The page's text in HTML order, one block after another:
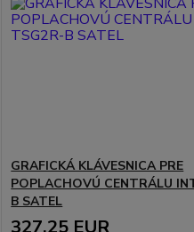
GRAFICKÁ KLÁVESNICA PRE
POPLACHOVÚ CENTRÁLU
B SATEL
327,25 EUR